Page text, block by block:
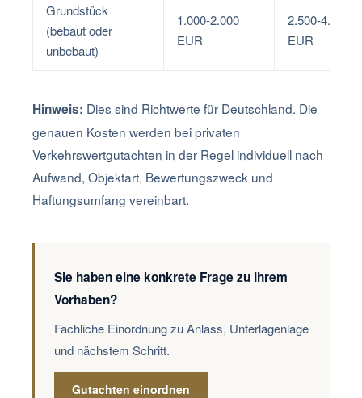
Grundstück
(bebaut oder
unbebaut)
1.000-2.000
EUR
2.500-4.500
EUR
Hinweis: Dies sind Richtwerte für Deutschland. Die
genauen Kosten werden bei privaten
Verkehrswertgutachten in der Regel individuell nach
Aufwand, Objektart, Bewertungszweck und
Haftungsumfang vereinbart.
Sie haben eine konkrete Frage zu Ihrem
Vorhaben?
Fachliche Einordnung zu Anlass, Unterlagenlage
und nächstem Schritt.
Gutachten einordnen